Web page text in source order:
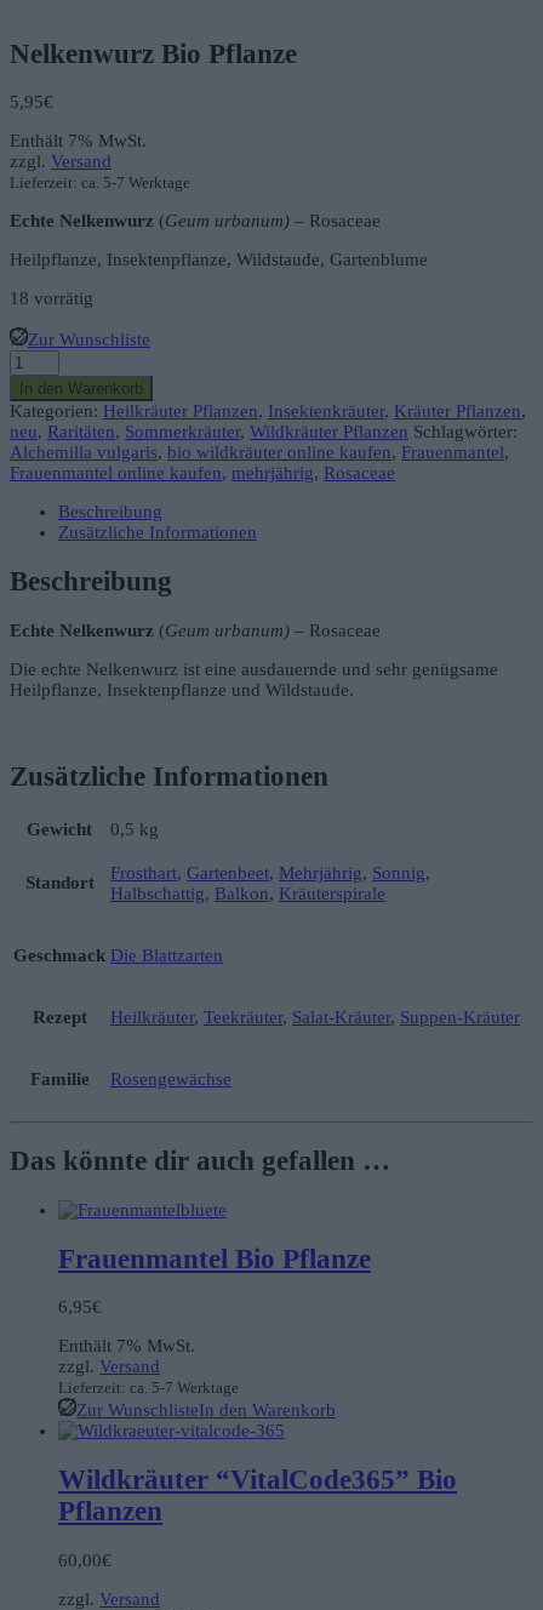
Nelkenwurz Bio Pflanze
5,95€
Enthält 7% MwSt.
zzgl. Versand
Lieferzeit: ca. 5-7 Werktage
Echte Nelkenwurz (Geum urbanum) – Rosaceae
Heilpflanze, Insektenpflanze, Wildstaude, Gartenblume
18 vorrätig
Zur Wunschliste
Nelkenwurz
Bio
Pflanze
Menge
In den Warenkorb
Kategorien: Heilkräuter Pflanzen, Insektenkräuter, Kräuter Pflanzen,
neu, Raritäten, Sommerkräuter, Wildkräuter Pflanzen Schlagwörter:
Alchemilla vulgaris, bio wildkräuter online kaufen, Frauenmantel,
Frauenmantel online kaufen, mehrjährig, Rosaceae
Beschreibung
Zusätzliche Informationen
Beschreibung
Echte Nelkenwurz (Geum urbanum) – Rosaceae
Die echte Nelkenwurz ist eine ausdauernde und sehr genügsame
Heilpflanze, Insektenpflanze und Wildstaude.
Zusätzliche Informationen
Gewicht 0,5 kg
Standort Frosthart, Gartenbeet, Mehrjährig, Sonnig,
Halbschattig, Balkon, Kräuterspirale
Geschmack Die Blattzarten
Rezept Heilkräuter, Teekräuter, Salat-Kräuter, Suppen-Kräuter
Familie Rosengewächse
Das könnte dir auch gefallen …
Frauenmantel Bio Pflanze
6,95€
Enthält 7% MwSt.
zzgl. Versand
Lieferzeit: ca. 5-7 Werktage
Zur WunschlisteIn den Warenkorb
Wildkräuter “VitalCode365” Bio
Pflanzen
60,00€
zzgl. Versand